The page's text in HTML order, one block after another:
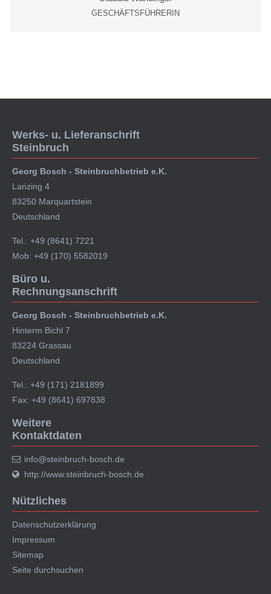
GESCHÄFTSFÜHRERIN
Werks- u. Lieferanschrift
Steinbruch
Georg Bosch - Steinbruchbetrieb e.K.
Lanzing 4
83250 Marquartstein
Deutschland
Tel.: +49 (8641) 7221
Mob: +49 (170) 5582019
Büro u.
Rechnungsanschrift
Georg Bosch - Steinbruchbetrieb e.K.
Hinterm Bichl 7
83224 Grassau
Deutschland
Tel.: +49 (171) 2181899
Fax: +49 (8641) 697838
Weitere
Kontaktdaten
info@steinbruch-bosch.de
http://www.steinbruch-bosch.de
Nützliches
Datenschutzerklärung
Impressum
Sitemap
Seite durchsuchen